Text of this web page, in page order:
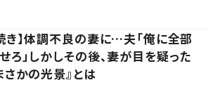
き】体調不良の妻に…夫「俺に全部
ろ」しかしその後、妻が目を疑った
さかの光景』とは